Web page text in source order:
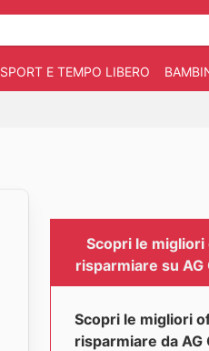
SPORT E TEMPO LIBERO
Scopri le
risparmiare su AG
Scopri le migliori
risparmiare da AG